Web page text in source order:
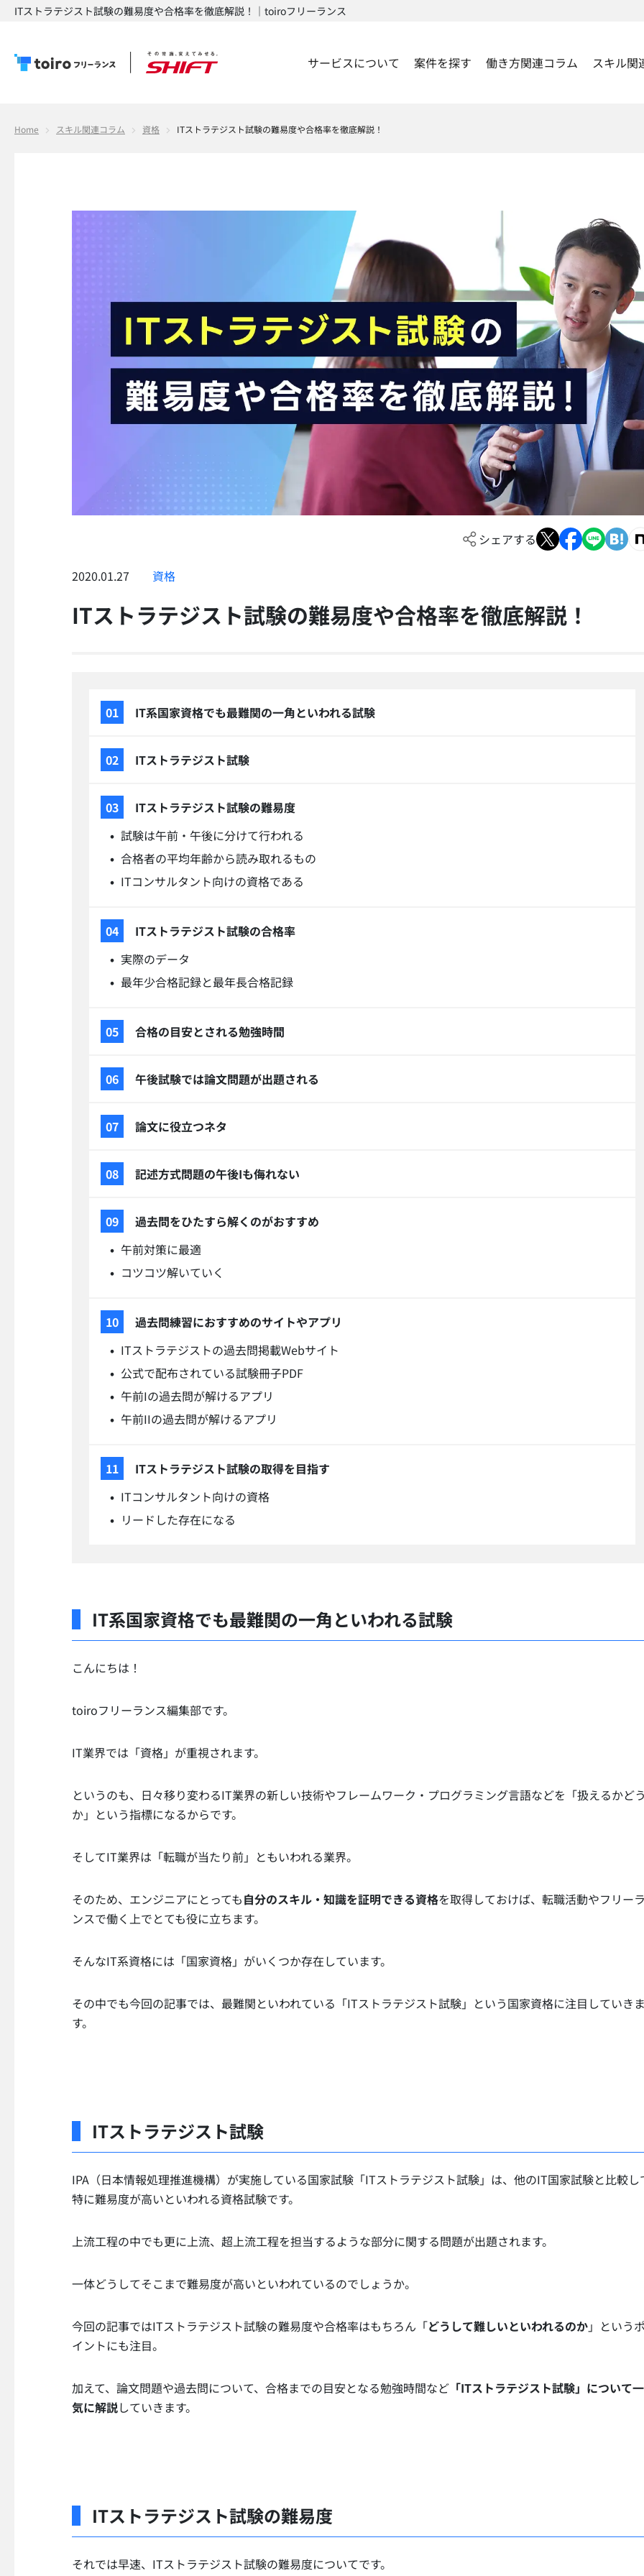
ITストラテジスト試験の難易度や合格率を徹底解説！｜toiroフリーランス
サービスについて 案件を探す 働き方関連コラム スキル関
Home スキル関連コラム 資格 ITストラテジスト試験の難易度や合格率を徹底解説！
シェアする
2020.01.27 資格
ITストラテジスト試験の難易度や合格率を徹底解説！
IT系国家資格でも最難関の一角といわれる試験
ITストラテジスト試験
ITストラテジスト試験の難易度
試験は午前・午後に分けて行われる
合格者の平均年齢から読み取れるもの
ITコンサルタント向けの資格である
ITストラテジスト試験の合格率
実際のデータ
最年少合格記録と最年長合格記録
合格の目安とされる勉強時間
午後試験では論文問題が出題される
論文に役立つネタ
記述方式問題の午後Iも侮れない
過去問をひたすら解くのがおすすめ
午前対策に最適
コツコツ解いていく
過去問練習におすすめのサイトやアプリ
ITストラテジストの過去問掲載Webサイト
公式で配布されている試験冊子PDF
午前Iの過去問が解けるアプリ
午前IIの過去問が解けるアプリ
ITストラテジスト試験の取得を目指す
ITコンサルタント向けの資格
リードした存在になる
IT系国家資格でも最難関の一角といわれる試験
こんにちは！
toiroフリーランス編集部です。
IT業界では「資格」が重視されます。
というのも、日々移り変わるIT業界の新しい技術やフレームワーク・プログラミング言語などを「扱えるかど
か」という指標になるからです。
そしてIT業界は「転職が当たり前」ともいわれる業界。
そのため、エンジニアにとっても自分のスキル・知識を証明できる資格を取得しておけば、転職活動やフリー
ンスで働く上でとても役に立ちます。
そんなIT系資格には「国家資格」がいくつか存在しています。
その中でも今回の記事では、最難関といわれている「ITストラテジスト試験」という国家資格に注目していき
す。
ITストラテジスト試験
IPA（日本情報処理推進機構）が実施している国家試験「ITストラテジスト試験」は、他のIT国家試験と比較し
特に難易度が高いといわれる資格試験です。
上流工程の中でも更に上流、超上流工程を担当するような部分に関する問題が出題されます。
一体どうしてそこまで難易度が高いといわれているのでしょうか。
今回の記事ではITストラテジスト試験の難易度や合格率はもちろん「どうして難しいといわれるのか」という
イントにも注目。
加えて、論文問題や過去問について、合格までの目安となる勉強時間など 「ITストラテジスト試験」について一
気に解説していきます。
ITストラテジスト試験の難易度
それでは早速、ITストラテジスト試験の難易度についてです。